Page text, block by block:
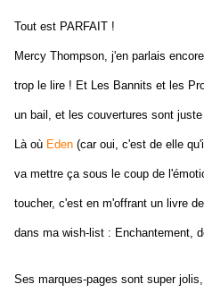
Tout est PARFAIT !
Mercy Thompson, j'en parlais
trop le lire ! Et Les Bannits et les
un bail, et les couvertures sont juste
Là où Eden (car oui, c'est de elle
va mettre ça sous le coup de
toucher, c'est en m'offrant un livre
dans ma wish-list : Enchantement,
Ses marques-pages sont super